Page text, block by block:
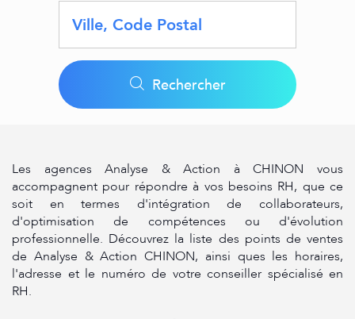
Latitude
Longitude
Geolocation
Rechercher
Les agences Analyse & Action à CHINON vous
accompagnent pour répondre à vos besoins RH, que ce
soit en termes d'intégration de collaborateurs,
d'optimisation de compétences ou d'évolution
professionnelle. Découvrez la liste des points de ventes
de Analyse & Action CHINON, ainsi ques les horaires,
l'adresse et le numéro de votre conseiller spécialisé en
RH.